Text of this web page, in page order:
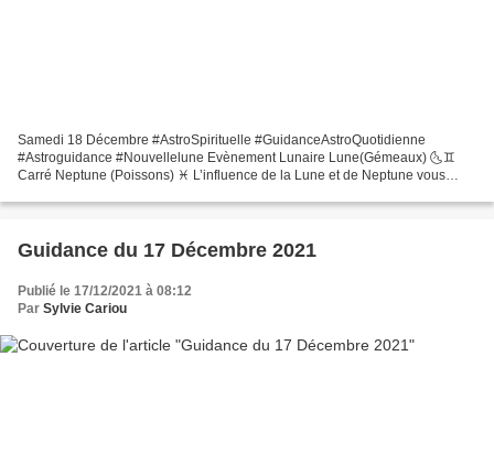
Samedi 18 Décembre #AstroSpirituelle #GuidanceAstroQuotidienne
#Astroguidance #Nouvellelune Evènement Lunaire Lune(Gémeaux) 🌜♊
Carré Neptune (Poissons) ♓ L’influence de la Lune et de Neptune vous
Guidance du 17 Décembre 2021
Publié le 17/12/2021 à 08:12
Par Sylvie Cariou